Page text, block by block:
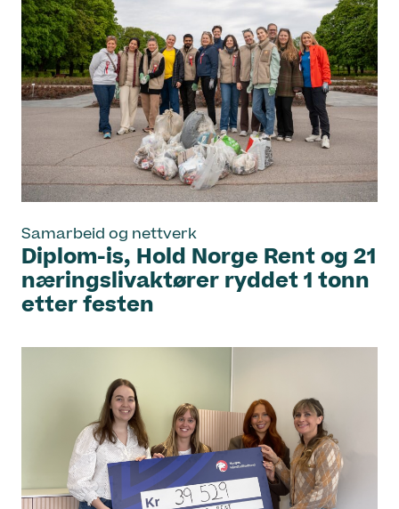
Samarbeid og nettverk
Diplom-is, Hold Norge Rent og 21
næringslivaktører ryddet 1 tonn
etter festen